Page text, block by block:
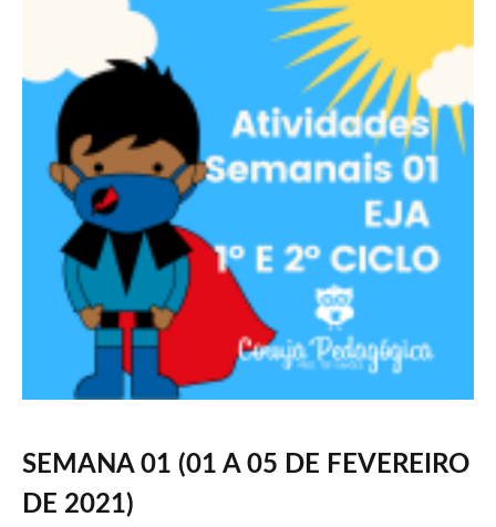
SEMANA 01 (01 A 05 DE FEVEREIRO
DE 2021)